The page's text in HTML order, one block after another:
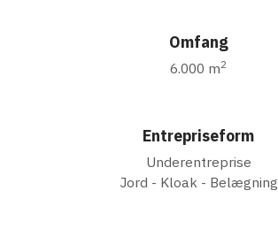
Omfang
6.000 m2
Entrepriseform
Underentreprise
Jord - Kloak - Belægning